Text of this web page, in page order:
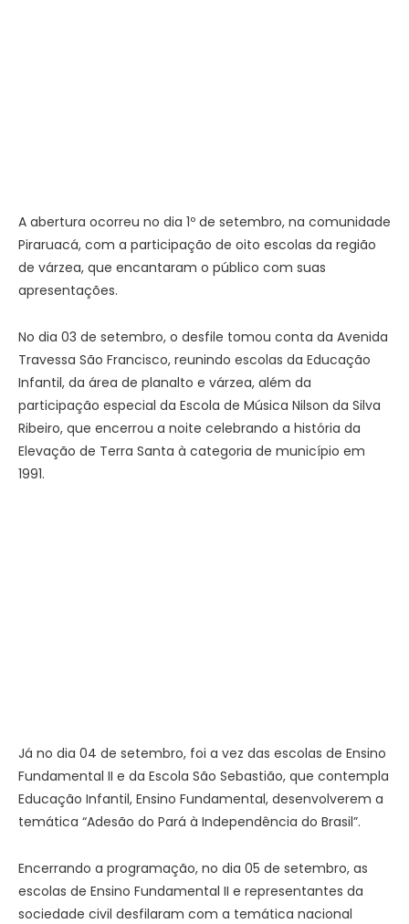
A abertura ocorreu no dia 1º de setembro, na comunidade
Piraruacá, com a participação de oito escolas da região
de várzea, que encantaram o público com suas
apresentações.
No dia 03 de setembro, o desfile tomou conta da Avenida
Travessa São Francisco, reunindo escolas da Educação
Infantil, da área de planalto e várzea, além da
participação especial da Escola de Música Nilson da Silva
Ribeiro, que encerrou a noite celebrando a história da
Elevação de Terra Santa à categoria de município em
1991.
Já no dia 04 de setembro, foi a vez das escolas de Ensino
Fundamental II e da Escola São Sebastião, que contempla
Educação Infantil, Ensino Fundamental, desenvolverem a
temática “Adesão do Pará à Independência do Brasil”.
Encerrando a programação, no dia 05 de setembro, as
escolas de Ensino Fundamental II e representantes da
sociedade civil desfilaram com a temática nacional